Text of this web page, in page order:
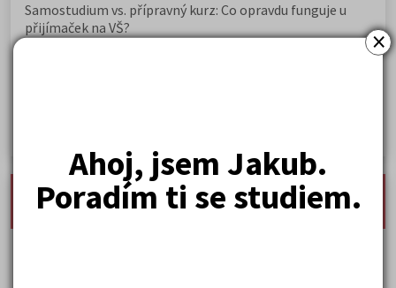
×
Ahoj, jsem Jakub.
Poradím ti se studiem.
Samostudium vs. přípravný kurz: Co opravdu funguje u
přijímaček na VŠ?
nejnovější seminárky, maturitní otázky a čtenářsky
deník